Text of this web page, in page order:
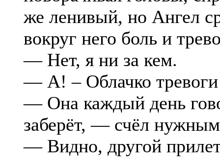
же ленивый, но Ангел
вокруг него боль и
— Нет, я ни за кем.
— А! – Облачко тревоги
— Она каждый день
заберёт, — счёл
— Видно, другой